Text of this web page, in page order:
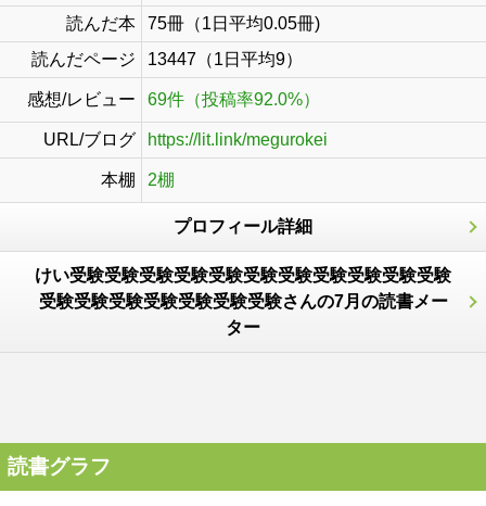
読んだ本
75冊（1日平均0.05冊)
読んだページ
13447（1日平均9）
感想/レビュー 69件（投稿率92.0%）
URL/ブログ https://lit.link/megurokei
本棚 2棚
プロフィール詳細
けい受験受験受験受験受験受験受験受験受験受験受験
受験受験受験受験受験受験受験さんの7月の読書メー
ター
読書グラフ